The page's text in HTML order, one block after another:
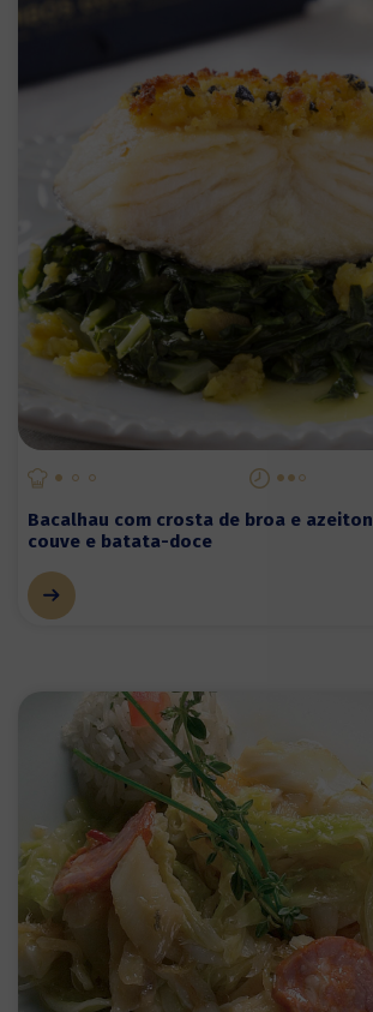
Bacalhau com crosta de broa e
couve e batata-doce